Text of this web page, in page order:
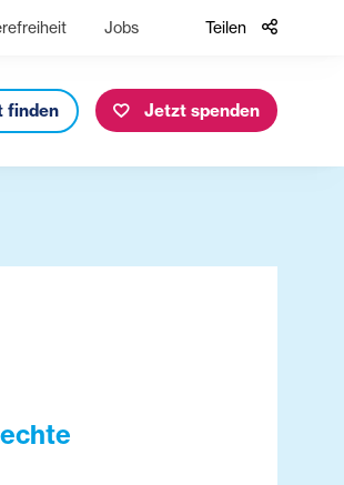
Jobs Teilen
finden Jetzt spenden